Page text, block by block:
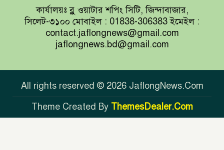
আয়ারল্যান্ডের রানের পাহাড় টপকে
টাইগারদের জয়
সুখবর দিলেন জয়া আহসান
কার্যালয়ঃ ব্লু ওয়াটার শপিং সিটি, জিন্দাবাজার,
সিলেট-৩১০০ মোবাইল : 01838-306383 ইমেইল :
contact.jaflongnews@gmail.com
jaflongnews.bd@gmail.com
All rights reserved © 2026 JaflongNews.Com
Theme Created By ThemesDealer.Com